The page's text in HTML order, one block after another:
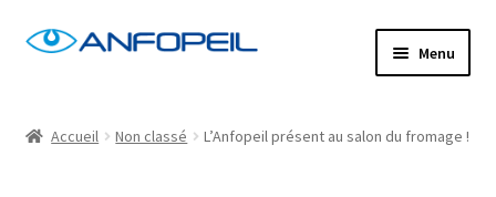
Aller
navigation
Aller
Menu
Accueil Non classé L’Anfopeil présent au salon du fromage !